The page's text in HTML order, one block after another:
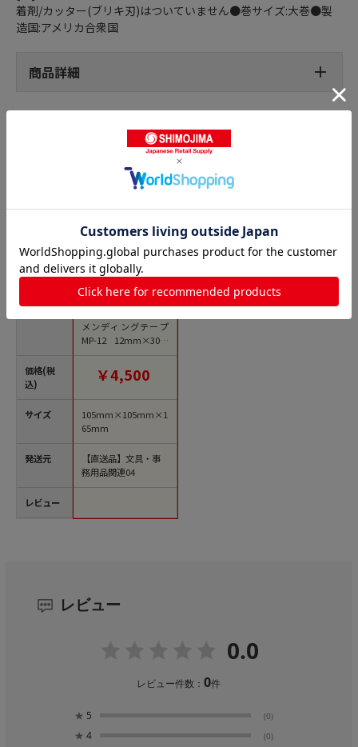
着剤/カッター(ブリキ刃)はついていません●巻サイズ:大巻●製
造国:アメリカ合衆国
商品詳細
メンディングテープの人気商品との比較
価格(税
込)
サイズ
発送元
レビュー
メンディングテープ
MP-12 12mm×30m
12巻 1個（ご注文単位
1個）【直送品】
￥4,500
105mm×105mm×1
65mm
【直送品】文具・事
務用品関連04
レビュー
0.0
レビュー件数：0件
★ 5 (0)
★ 4 (0)